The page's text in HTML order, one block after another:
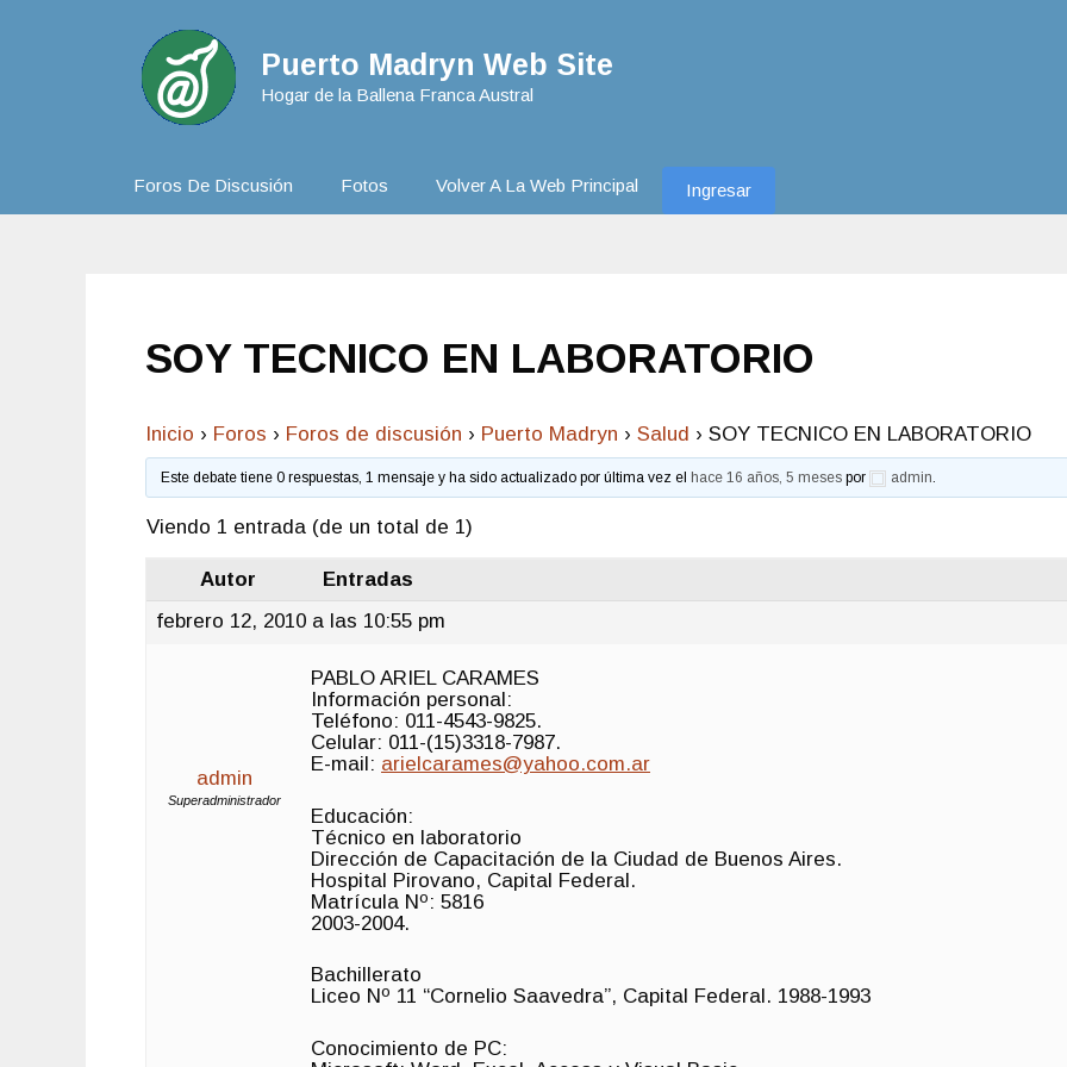
Puerto Madryn Web Site
Hogar de la Ballena Franca Austral
Foros De Discusión Fotos Volver A La Web Principal Ingresar
SOY TECNICO EN LABORATORIO
Inicio › Foros › Foros de discusión › Puerto Madryn › Salud › SOY TECNICO EN LABORATORIO
Este debate tiene 0 respuestas, 1 mensaje y ha sido actualizado por última vez el hace 16 años, 5 meses por admin.
Viendo 1 entrada (de un total de 1)
Autor
Entradas
febrero 12, 2010 a las 10:55 pm
admin
Superadministrador
PABLO ARIEL CARAMES
Información personal:
Teléfono: 011-4543-9825.
Celular: 011-(15)3318-7987.
E-mail: arielcarames@yahoo.com.ar
Educación:
Técnico en laboratorio
Dirección de Capacitación de la Ciudad de Buenos Aires.
Hospital Pirovano, Capital Federal.
Matrícula Nº: 5816
2003-2004.
Bachillerato
Liceo Nº 11 “Cornelio Saavedra”, Capital Federal. 1988-1993
Conocimiento de PC: